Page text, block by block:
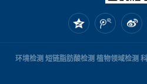
环境检测 短链脂肪酸检测 植物领域检测